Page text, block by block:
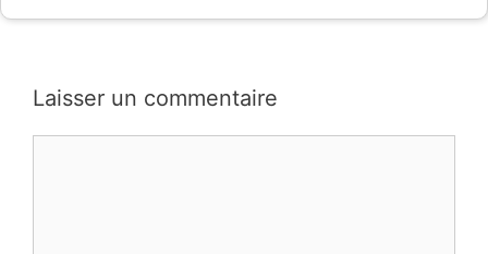
Laisser un commentaire